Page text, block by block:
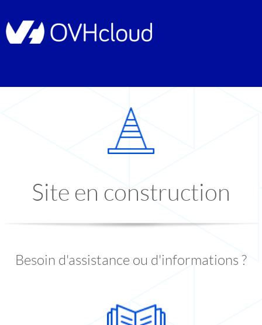
Site en construction
Besoin d'assistance ou d'informations ?